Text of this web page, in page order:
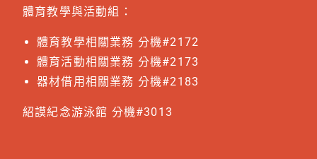
體育教學與活動組：
體育教學相關業務 分機#2172
體育活動相關業務 分機#2173
器材借用相關業務 分機#2183
紹謨紀念游泳館 分機#3013